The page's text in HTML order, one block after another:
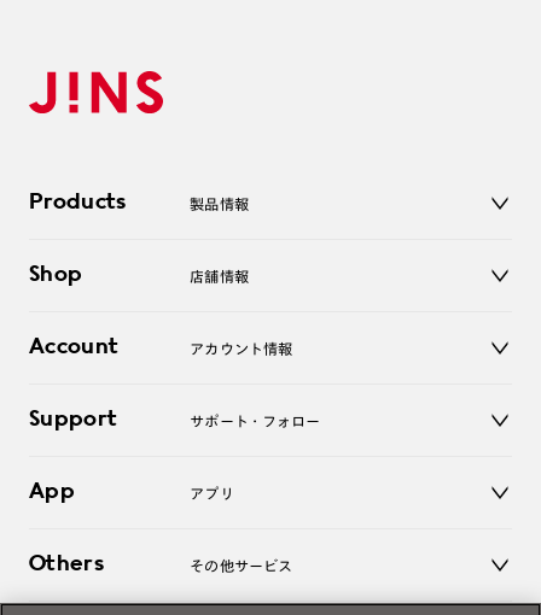
Products 製品情報
サングラス
コンタクトレンズ
アクセサリー
Shop 店舗情報
オンラインショップ
Account アカウント情報
ログアウト
Support サポート・フォロー
よくあるご質問
お問い合わせ
App アプリ
Others その他サービス